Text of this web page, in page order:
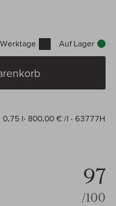
Auf Lager
0,75 l· 800,00 € /l · 63777H
97
/100